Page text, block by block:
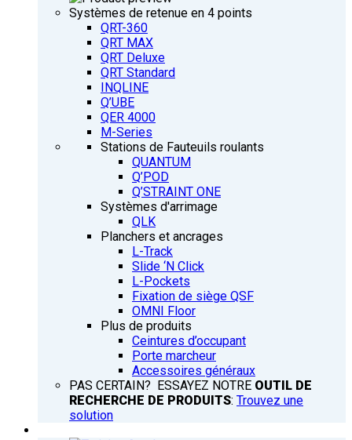
Systèmes de retenue en 4 points
QRT-360
QRT MAX
QRT Deluxe
QRT Standard
INQLINE
Q’UBE
QER 4000
M-Series
Stations de Fauteuils roulants
QUANTUM
Q’POD
Q’STRAINT ONE
Systèmes d'arrimage
QLK
Planchers et ancrages
L-Track
Slide ‘N Click
L-Pockets
Fixation de siège QSF
OMNI Floor
Plus de produits
Ceintures d’occupant
Porte marcheur
Accessoires généraux
PAS CERTAIN? ESSAYEZ NOTRE OUTIL DE
RECHERCHE DE PRODUITS: Trouvez une
solution